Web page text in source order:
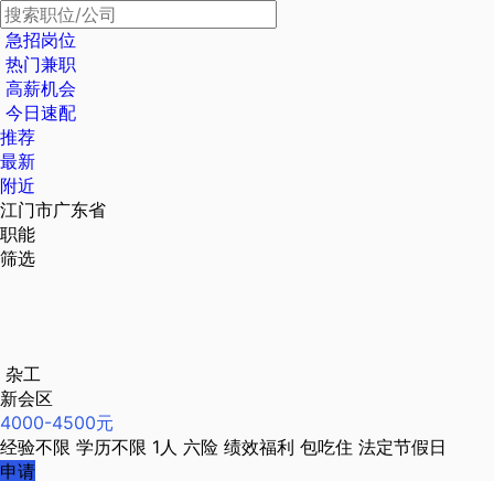
急招岗位
热门兼职
高薪机会
今日速配
推荐
最新
附近
江门市广东省
职能
筛选
杂工
新会区
4000-4500元
经验不限 学历不限 1人 六险 绩效福利 包吃住 法定节假日
申请